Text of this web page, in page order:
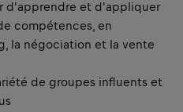
d'apprendre et d'appliquer
compétences, en
la négociation et la vente
de groupes influents et